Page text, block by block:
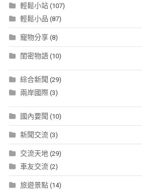
輕鬆小站(107)
輕鬆小品 (87)
寵物分享(8)
閨密物語(10)
綜合新聞 (29)
兩岸國際(3)
國內要聞 (10)
新聞交流(3)
交流天地(29)
車友交流(2)
旅遊景點(14)